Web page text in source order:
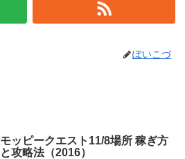
ぽいこづ
モッピークエスト11/8場所 稼ぎ方
と攻略法（2016）